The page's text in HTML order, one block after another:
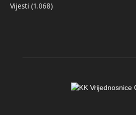
Vijesti (1.068)